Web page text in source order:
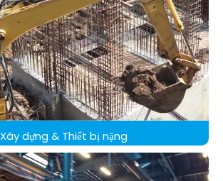
Xây dựng & Thiết bị nặng